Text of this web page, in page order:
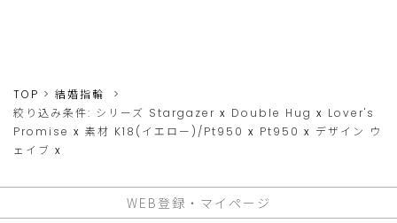
TOP
結婚指輪
絞り込み条件: シリーズ Stargazer x Double Hug x Lover's
Promise x 素材 K18(イエロー)/Pt950 x Pt950 x デザイン ウ
ェイブ x
WEB登録・マイページ